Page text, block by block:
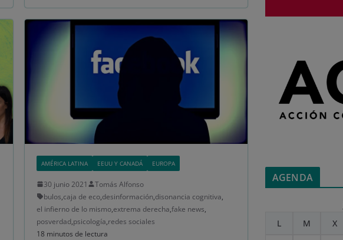
AMÉRICA LATINA EEUU Y CANADÁ EUROPA
30 junio 2021
Tomás Alfonso
bulos,caja de eco,desinformación,disonancia cognitiva,
el infierno de lo mismo,extrema derecha,fake news,
posverdad,psicología,redes sociales
18 minutos de lectura
AGENDA
L
M X